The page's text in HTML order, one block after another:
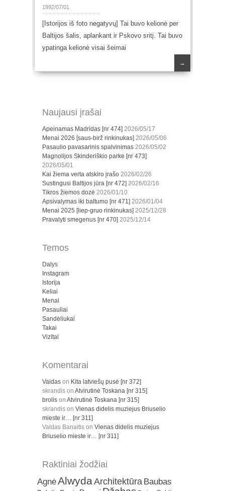
1992/07/01
[Istorijos iš foto negatyvų] Tai buvo kelionė per
Baltijos šalis, aplankant ir Pskovo sritį. Tai buvo
ypatinga kelionė visai šeimai
→
Naujausi įrašai
Apeinamas Madridas [nr 474] 2026/05/17
Menai 2026 [saus-birž rinkinukas] 2026/05/06
Pasaulio pavasarinis spalvinimas 2026/05/02
Magnolijos Skinderiškio parke [nr 473]
2026/05/01
Kai žiema verta atskiro įrašo 2026/02/26
Sustingusi Baltijos jūra [nr 472] 2026/02/16
Tikros žiemos dozė 2026/01/10
Apsivalymas iki baltumo [nr 471] 2026/01/04
Menai 2025 [liep-gruo rinkinukas] 2025/12/28
Pravalyti smegenus [nr 470] 2025/12/14
Temos
Dalys
Instagram
Istorija
Keliai
Menai
Pasauliai
Sandėliukai
Takai
Vizitai
Komentarai
Vaidas on Kita latviešų pusė [nr 372]
skrandis on Atvirutinė Toskana [nr 315]
brolis on Atvirutinė Toskana [nr 315]
skrandis on Vienas didelis muziejus Briuselio
mieste ir… [nr 311]
Valdas Banaitis on Vienas didelis muziejus
Briuselio mieste ir… [nr 311]
Raktiniai žodžiai
AgnėAlwydaArchitektūra Baubas